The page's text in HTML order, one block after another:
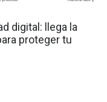
digital: llega la
proteger tu